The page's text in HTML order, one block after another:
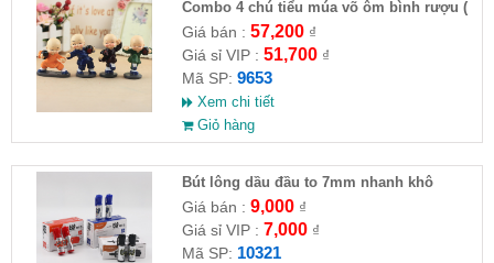
Combo 4 chú tiểu múa võ ôm bình rượu (
HĐ )
Giá bán : 57,200₫
Giá sỉ VIP : 51,700₫
Mã SP: 9653
Xem chi tiết
Giỏ hàng
Bút lông dầu đầu to 7mm nhanh khô
Giá bán : 9,000₫
Giá sỉ VIP : 7,000₫
Mã SP: 10321